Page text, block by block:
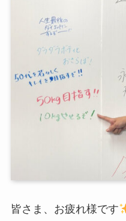
皆さま、お疲れ様です